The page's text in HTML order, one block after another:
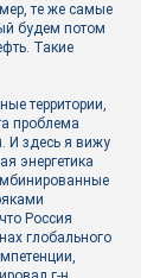
те же самые
будем потом
Такие
территории,
проблема
И здесь я вижу
энергетика
Россия
глобального